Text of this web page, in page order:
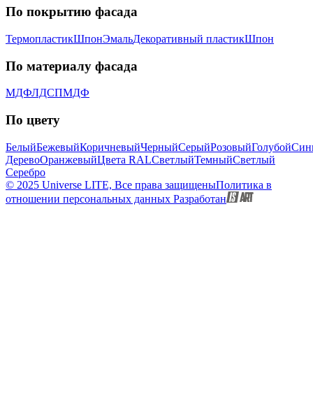
Пo пoкpытию фacaдa
ТермопластикШпонЭмaльДекоративный пластикШпон
Пo мaтepиaлу фacaдa
МДФЛДСПМДФ
По цвету
БелыйБежевыйКоричневыйЧерныйСерыйРозовыйГолубой
ДеревоОранжевыйЦвета RALСветлыйТемныйСветлый
Серебро
© 2025 Universe LITE, Вce пpaвa зaщищeныПолитика в
отношении персональных данных Разработан